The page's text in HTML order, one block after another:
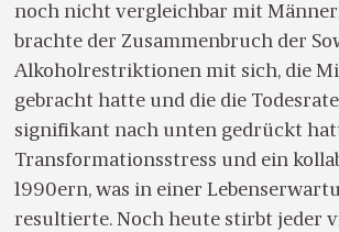
noch nicht vergleichbar mit
brachte der Zusammenbruch der
Alkoholrestriktionen mit sich, die
gebracht hatte und die die
signifikant nach unten gedrückt
Transformationsstress und ein
1990ern, was in einer
resultierte. Noch heute stirbt jeder